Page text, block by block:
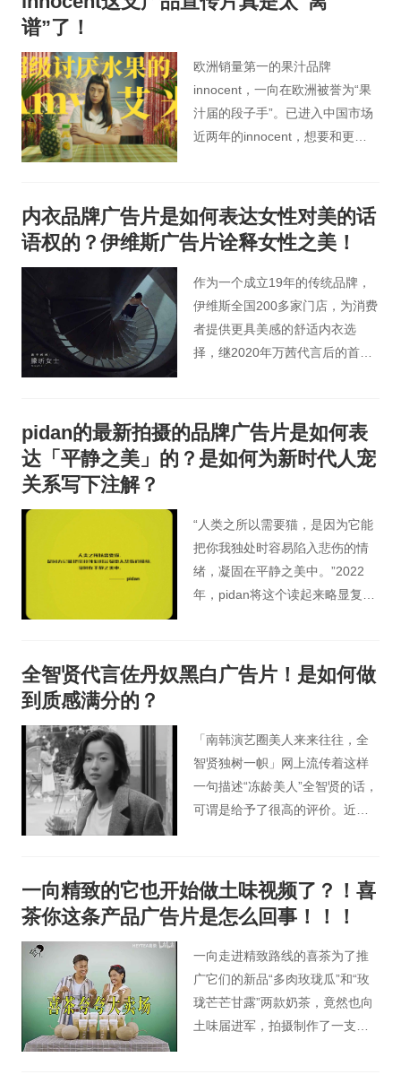
描述了一个藏在头发里的世界。
谱”了！
欧洲销量第一的果汁品牌
innocent，一向在欧洲被誉为“果
汁届的段子手”。已进入中国市场
近两年的innocent，想要和更多
的“出乎意料”给大家呢？
内衣品牌广告片是如何表达女性对美的话
语权的？伊维斯广告片诠释女性之美！
作为一个成立19年的传统品牌，
伊维斯全国200多家门店，为消费
者提供更具美感的舒适内衣选
择，继2020年万茜代言后的首次
角将女性本身的美解放出来，用6
个女性的经历回到美的探讨上，
美不是问题，谁说了算，才是真
pidan的最新拍摄的品牌广告片是如何表
达「平静之美」的？是如何为新时代人宠
关系写下注解？
“人类之所以需要猫，是因为它能
把你我独处时容易陷入悲伤的情
绪，凝固在平静之美中。”2022
年，pidan将这个读起来略显复杂
着创始人马文飞的切身经历，也
总结出他对当代人宠关系的具身
全智贤代言佐丹奴黑白广告片！是如何做
到质感满分的？
「南韩演艺圈美人来来往往，全
智贤独树一帜」网上流传着这样
一句描述“冻龄美人”全智贤的话，
可谓是给予了很高的评价。近日
颦一笑顾盼生辉，举手抬足间随
性洒脱，完美诠释了“岁月不败美
人”。
一向精致的它也开始做土味视频了？！喜
茶你这条产品广告片是怎么回事！！！
一向走进精致路线的喜茶为了推
广它们的新品“多肉玫珑瓜”和“玫
珑芒芒甘露”两款奶茶，竟然也向
土味届进军，拍摄制作了一支复